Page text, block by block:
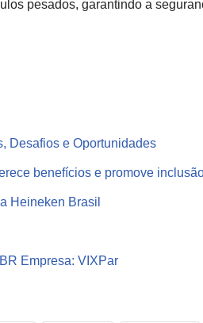
pesados, garantindo a
Desafios e Oportunidades
benefícios e promove
Heineken Brasil
Empresa: VIXPar